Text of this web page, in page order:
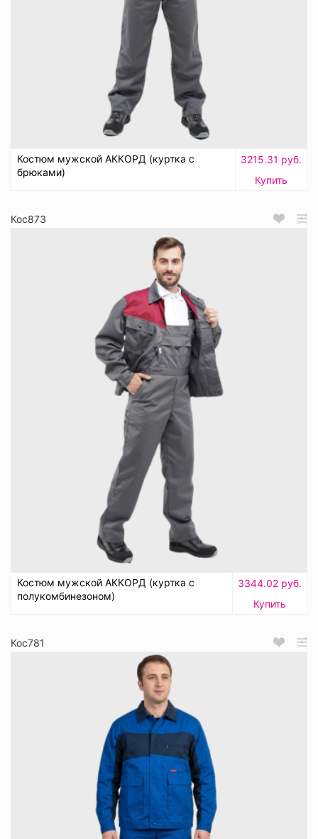
Костюм мужской АККОРД (куртка с
брюками)
3215.31 руб.
Купить
Кос873
Костюм мужской АККОРД (куртка с
полукомбинезоном)
3344.02 руб.
Купить
Кос781